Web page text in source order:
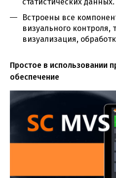
статистических данных.
Встроены все
визуального контроля,
визуализация,
Простое в использовании
обеспечение